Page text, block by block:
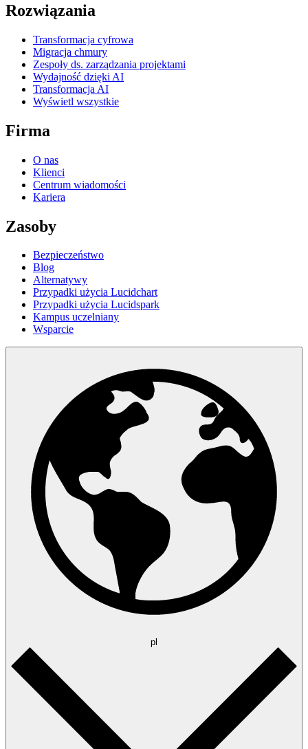
Rozwiązania
Transformacja cyfrowa
Migracja chmury
Zespoły ds. zarządzania projektami
Wydajność dzięki AI
Transformacja AI
Wyświetl wszystkie
Firma
O nas
Klienci
Centrum wiadomości
Kariera
Zasoby
Bezpieczeństwo
Blog
Alternatywy
Przypadki użycia Lucidchart
Przypadki użycia Lucidspark
Kampus uczelniany
Wsparcie
pl